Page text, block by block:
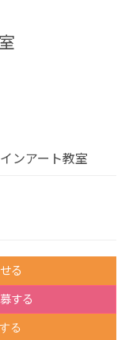
ンアート教室
る
する
る